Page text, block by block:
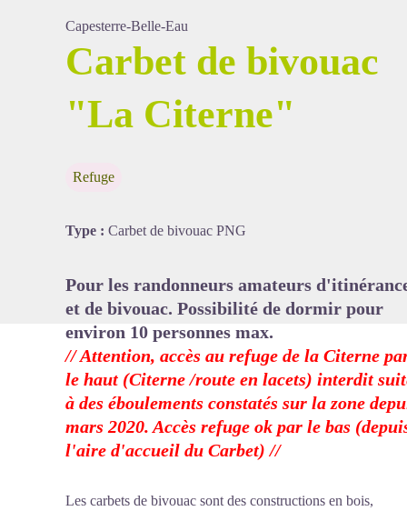
Capesterre-Belle-Eau
Carbet de bivouac
"La Citerne"
Refuge
Type : Carbet de bivouac PNG
Pour les randonneurs amateurs
et de bivouac. Possibilité de dormir pour
environ 10 personnes max.
// Attention, accès au refuge de la Citerne
le haut (Citerne /route en lacets) interdit
à des éboulements constatés sur la zone
mars 2020. Accès refuge ok par le bas
l'aire d'accueil du Carbet) //
Les carbets de bivouac sont des constructions en bois,